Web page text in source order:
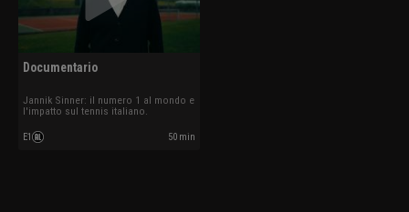
Documentario
Jannik Sinner: il numero 1 al mondo e
l'impatto sul tennis italiano.
E1 50 min